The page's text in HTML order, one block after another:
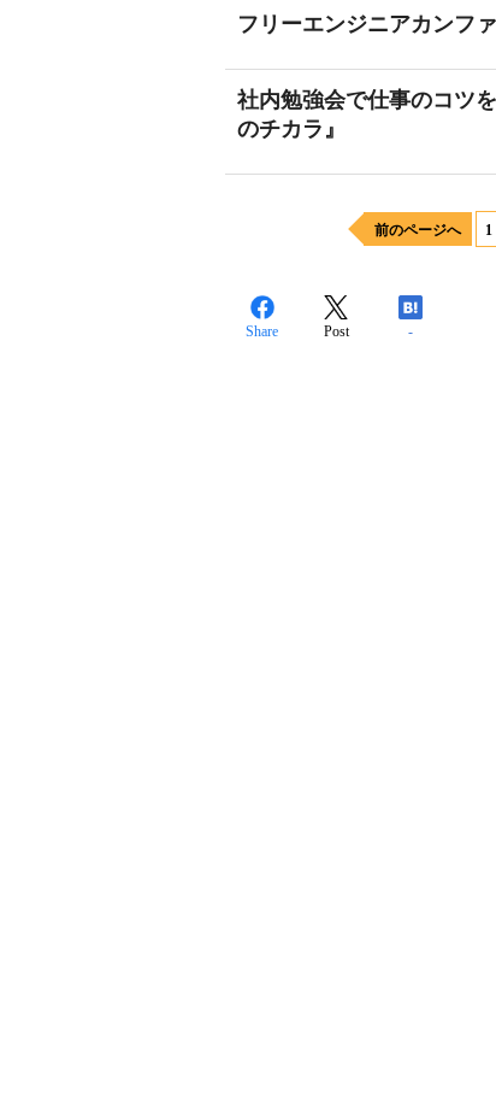
フリーエンジニアカンフ
社内勉強会で仕事のコツ
のチカラ』
前のページへ 1
Share Post -